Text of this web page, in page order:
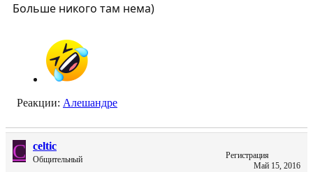
Больше никого там нема)
Реакции: Алешандре
C celtic
Общительный
Регистрация
Май 15, 2016